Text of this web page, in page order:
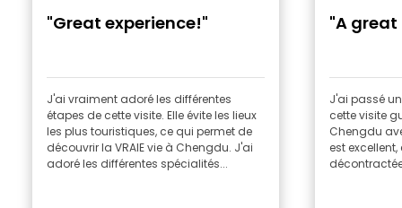
"Great experience!"
J'ai vraiment adoré les différentes
étapes de cette visite. Elle évite les lieux
les plus touristiques, ce qui permet de
découvrir la VRAIE vie à Chengdu. J'ai
adoré les différentes spécialités...
"A
J'ai passé
cette visite
Chengdu
est